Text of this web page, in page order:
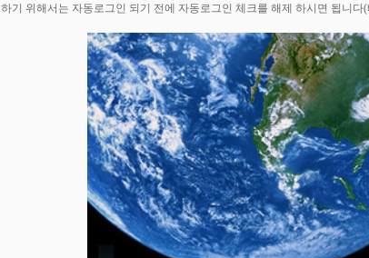
하기 위해서는 자동로그인 되기 전에 자동로그인 체크를 해제 하시면 됩니다